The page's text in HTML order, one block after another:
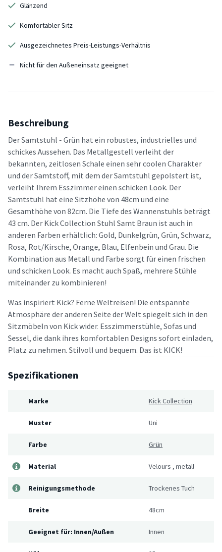
Glänzend
Komfortabler Sitz
Ausgezeichnetes Preis-Leistungs-Verhältnis
Nicht für den Außeneinsatz geeignet
Beschreibung
Der Samtstuhl - Grün hat ein robustes, industrielles und
schickes Aussehen. Das Metallgestell verleiht der
bekannten, zeitlosen Schale einen sehr coolen Charakter
und der Samtstoff, mit dem der Samtstuhl gepolstert ist,
verleiht Ihrem Esszimmer einen schicken Look. Der
Samtstuhl hat eine Sitzhöhe von 48cm und eine
Gesamthöhe von 82cm. Die Tiefe des Wannenstuhls beträgt
43 cm. Der Kick Collection Stuhl Samt Braun ist auch in
anderen Farben erhältlich: Gold, Dunkelgrün, Grün, Schwarz,
Rosa, Rot/Kirsche, Orange, Blau, Elfenbein und Grau. Die
Kombination aus Metall und Farbe sorgt für einen frischen
und schicken Look. Es macht auch Spaß, mehrere Stühle
miteinander zu kombinieren!
Was inspiriert Kick? Ferne Weltreisen! Die entspannte
Atmosphäre der anderen Seite der Welt spiegelt sich in den
Sitzmöbeln von Kick wider. Esszimmerstühle, Sofas und
Sessel, die dank ihres komfortablen Designs sofort einladen,
Platz zu nehmen. Stilvoll und bequem. Das ist KICK!
Spezifikationen
Marke Kick Collection
Muster Uni
Farbe Grün
Material Velours , metall
Reinigungsmethode Trockenes Tuch
Breite 48cm
Geeignet für: Innen/Außen Innen